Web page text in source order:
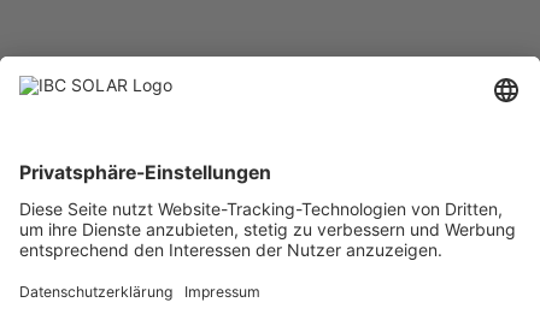
Über IBC SOLAR
von Energielösungen und Dienstleistungen im
Bereich Photovoltaik und Speicher. Das
Unternehmen bietet Komplettsysteme an und
deckt das gesamte Spektrum von der Planung
bis zur schlüsselfertigen Übergabe von